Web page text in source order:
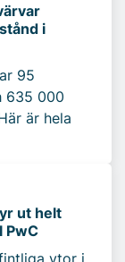
i
95
635 000
är hela
ut helt
PwC